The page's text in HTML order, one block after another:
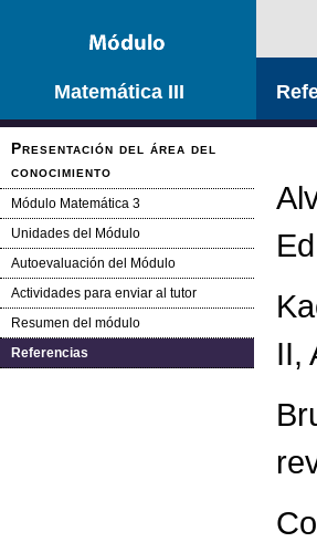
Matemática III
Presentación del área del
conocimiento
Módulo Matemática 3
Unidades del Módulo
Autoevaluación del Módulo
Actividades para enviar al tutor
Resumen del módulo
Referencias
II,